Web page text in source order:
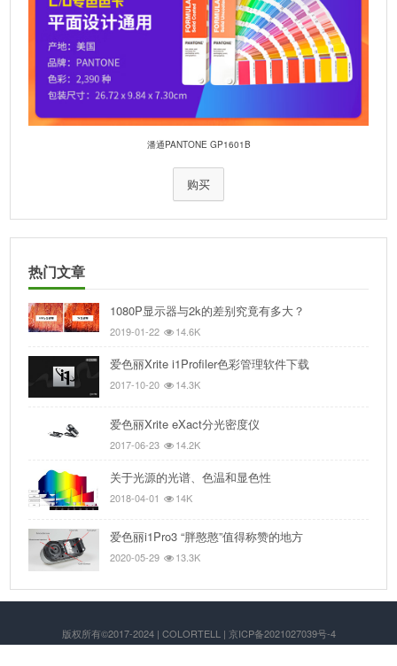
潘通PANTONE GP1601B
购买
热门文章
1080P显示器与2k的差别究竟有多大？
2019-01-22 14.6K
爱色丽Xrite i1Profiler色彩管理软件下载
2017-10-20 14.3K
爱色丽Xrite eXact分光密度仪
2017-06-23 14.2K
关于光源的光谱、色温和显色性
2018-04-01 14K
爱色丽i1Pro3 “胖憨憨”值得称赞的地方
2020-05-29 13.3K
版权所有©2017-2024 | COLORTELL | 京ICP备2021027039号-4